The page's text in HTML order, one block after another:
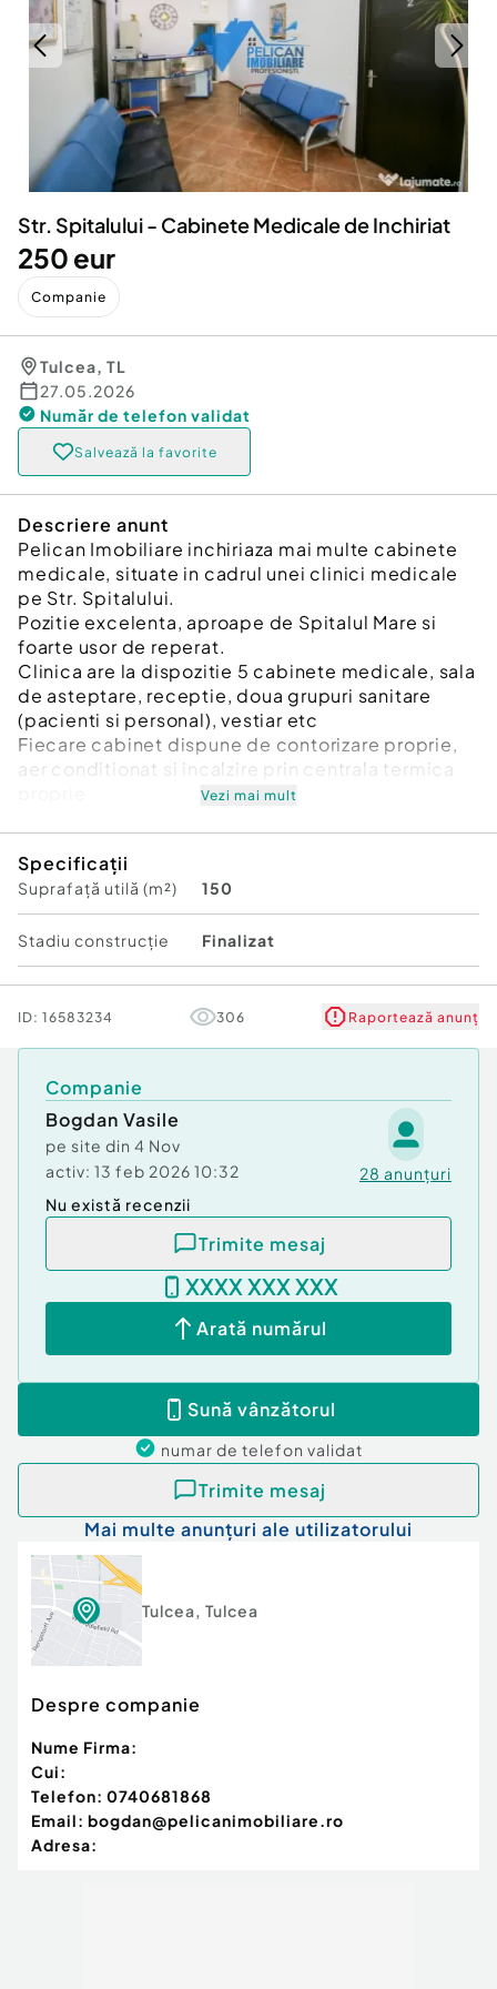
Servicii
Animale de companie
Afaceri și echipamente profesionale
Inchiriere Bunuri si Vehicule
Utilaje agricole si industriale
Piese auto si accesorii
Dacia Duster
Str. Spitalului - Cabinete Medicale de Inchiriat
250 eur
Companie
Tulcea, TL
27.05.2026
Număr de telefon validat
Salvează la favorite
Descriere anunt
Pelican Imobiliare inchiriaza mai multe cabinete
medicale, situate in cadrul unei clinici medicale
pe Str. Spitalului.
Pozitie excelenta, aproape de Spitalul Mare si
foarte usor de reperat.
Clinica are la dispozitie 5 cabinete medicale, sala
de asteptare, receptie, doua grupuri sanitare
(pacienti si personal), vestiar etc
Fiecare cabinet dispune de contorizare proprie,
aer conditionat si incalzire prin centrala termica
medicale.
De asemenea exista in prezent si centru de
recoltare analize medicale.
Preturi de la 250 Euro per cabinet, in functie de
suprafata si dotari.
???? Sună acum și programează o vizionare!
pelican-imobiliare.ro
Profesionisti!
Id intern: P189104
Stadiu construcţie:
Comision cumpărător:
50%
Bloc de apartamente
Vezi mai mult
Specificații
Suprafață utilă (m²) 150
Stadiu construcţie Finalizat
ID: 16583234 306 Raportează anunț
Companie
Bogdan Vasile
pe site din 4 Nov
activ: 13 feb 2026 10:32 28 anunțuri
Nu există recenzii
Trimite mesaj
XXXX XXX XXX
Arată numărul
Sună vânzătorul
numar de telefon validat
Trimite mesaj
Mai multe anunțuri ale utilizatorului
Tulcea, Tulcea
Despre companie
Nume Firma:
Cui:
Telefon: 0740681868
Email: bogdan@pelicanimobiliare.ro
Adresa: